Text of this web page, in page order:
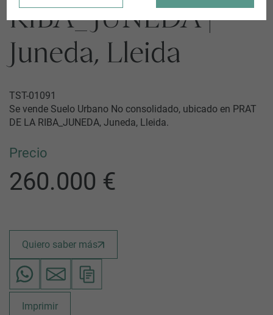
RIBA_JUNEDA |
Juneda, Lleida
TST-01091
Se vende Suelo Urbano No consolidado, ubicado en PRAT
DE LA RIBA_JUNEDA, Juneda, Lleida.
Precio
260.000 €
Quiero saber más
Imprimir